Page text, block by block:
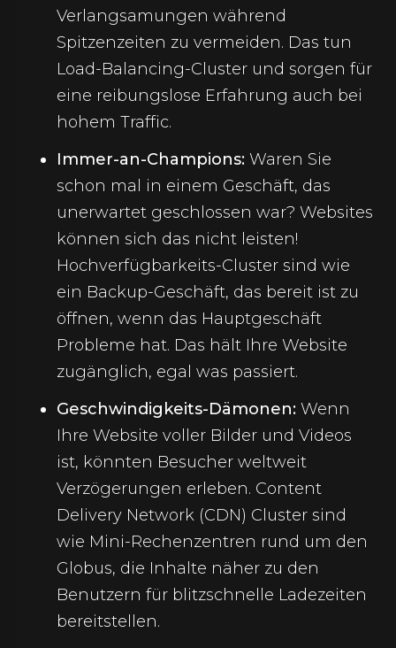
Verlangsamungen während
Spitzenzeiten zu vermeiden. Das tun
Load-Balancing-Cluster und sorgen für
eine reibungslose Erfahrung auch bei
hohem Traffic.
Immer-an-Champions: Waren Sie
schon mal in einem Geschäft, das
unerwartet geschlossen war? Websites
können sich das nicht leisten!
Hochverfügbarkeits-Cluster sind wie
ein Backup-Geschäft, das bereit ist zu
öffnen, wenn das Hauptgeschäft
Probleme hat. Das hält Ihre Website
zugänglich, egal was passiert.
Geschwindigkeits-Dämonen: Wenn
Ihre Website voller Bilder und Videos
ist, könnten Besucher weltweit
Verzögerungen erleben. Content
Delivery Network (CDN) Cluster sind
wie Mini-Rechenzentren rund um den
Globus, die Inhalte näher zu den
Benutzern für blitzschnelle Ladezeiten
bereitstellen.